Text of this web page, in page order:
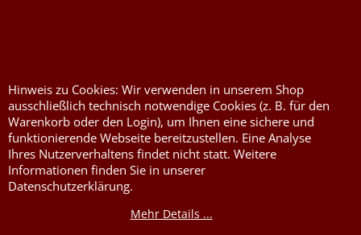
abgeben
Wunschzettel
Impressum
Kontaktformular
Jutesäcke & Nesselsäcke
Jute, Sackleinen, Rupfen
Kurzwaren von Prym
Füllwatte, Granulat
nach DIN4102B1
Hinweis zu Cookies: Wir verwenden in unserem Shop
ausschließlich technisch notwendige Cookies (z. B. für den
Warenkorb oder den Login), um Ihnen eine sichere und
funktionierende Webseite bereitzustellen. Eine Analyse
Ihres Nutzerverhaltens findet nicht statt. Weitere
Informationen finden Sie in unserer
Datenschutzerklärung.
Mehr Details ...